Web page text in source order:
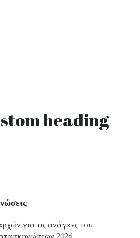
heading
για τις ανάγκες του